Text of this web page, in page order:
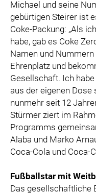
Michael und seine
gebürtigen Steirer ist
Coke-Packung: „Als
habe, gab es Coke
Namen und
Ehrenplatz und
Gesellschaft. Ich
aus der eigenen Dose
nunmehr seit 12
Stürmer ziert im
Programms
Alaba und Marko
Coca-Cola und Coca-
Fußballstar mit
Das gesellschaftliche